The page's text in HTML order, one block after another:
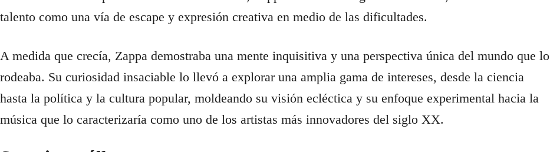
talento como una vía de escape y expresión creativa en medio de las dificultades.
A medida que crecía, Zappa demostraba una mente inquisitiva y una perspectiva única del mundo que lo
rodeaba. Su curiosidad insaciable lo llevó a explorar una amplia gama de intereses, desde la ciencia
hasta la política y la cultura popular, moldeando su visión ecléctica y su enfoque experimental hacia la
música que lo caracterizaría como uno de los artistas más innovadores del siglo XX.